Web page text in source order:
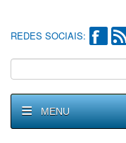
REDES SOCIAIS:
MENU